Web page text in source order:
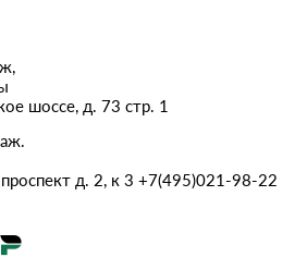
шоссе, д. 73 стр. 1
д. 2, к 3 +7(495)021-98-22